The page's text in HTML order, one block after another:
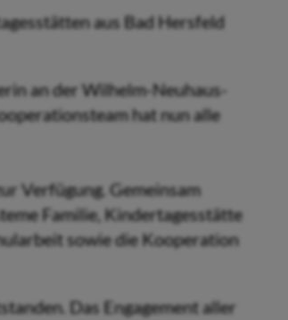
aus Bad Hersfeld
an der Wilhelm-Neuhaus-
hat nun alle
Verfügung. Gemeinsam
Familie, Kindertagesstätte
sowie die Kooperation
Das Engagement aller